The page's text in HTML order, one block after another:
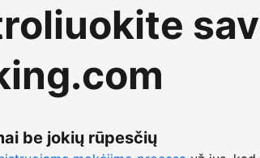
be jokių rūpesčių